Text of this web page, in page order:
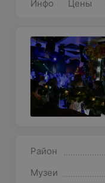
Инфо Цены
Район
Музеи